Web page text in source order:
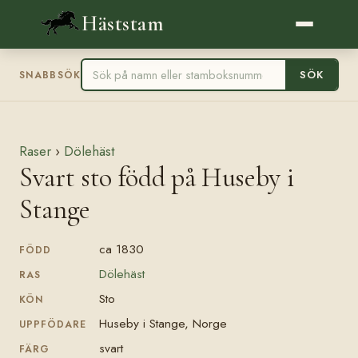
Häststam
SNABBSÖK SÖK
Raser › Dölehäst
Svart sto född på Huseby i
Stange
FÖDD ca 1830
RAS Dölehäst
KÖN Sto
UPPFÖDARE Huseby i Stange, Norge
FÄRG svart